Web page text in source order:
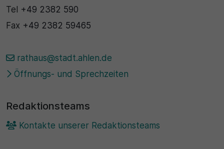
Tel +49 2382 590
Fax +49 2382 59465
rathaus@stadt.ahlen.de
Öffnungs- und Sprechzeiten
Redaktionsteams
Kontakte unserer Redaktionsteams